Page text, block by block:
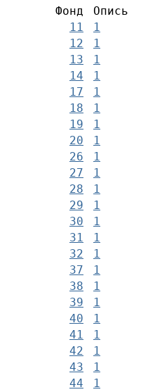
Фонд
Опись
11
1
12
1
13
1
14
1
17
1
18
1
19
1
20
1
26
1
27
1
28
1
29
1
30
1
31
1
32
1
37
1
38
1
39
1
40
1
41
1
42
1
43
1
44
1